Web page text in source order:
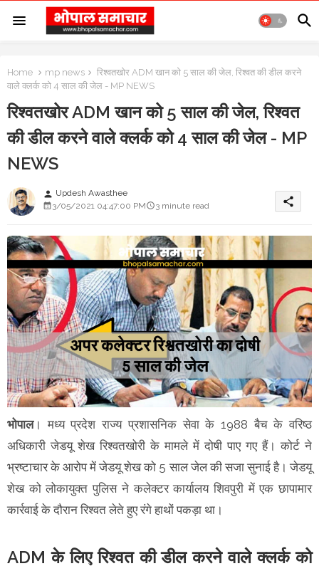
Home mp news
रिश्वतखोर ADM खान को 5 साल की जेल, रिश्वत की डील करने
वाले क्लर्क को 4 साल की जेल - MP NEWS
रिश्वतखोर ADM खान को 5 साल की जेल, रिश्वत
की डील करने वाले क्लर्क को 4 साल की जेल - MP
NEWS
person Updesh Awasthee
3/05/2021 04:47:00 PM
3 minute read share
भोपाल। मध्य प्रदेश राज्य प्रशासनिक सेवा के 1988 बैच के वरिष्ठ
अधिकारी जेडयू शेख रिश्वतखोरी के मामले में दोषी पाए गए हैं। कोर्ट ने
भ्रष्टाचार के आरोप में जेडयू शेख को 5 साल जेल की सजा सुनाई है। जेडयू
शेख को लोकायुक्त पुलिस ने कलेक्टर कार्यालय शिवपुरी में एक छापामार
कार्रवाई के दौरान रिश्वत लेते हुए रंगे हाथों पकड़ा था।
ADM के लिए रिश्वत की डील करने वाले क्लर्क को